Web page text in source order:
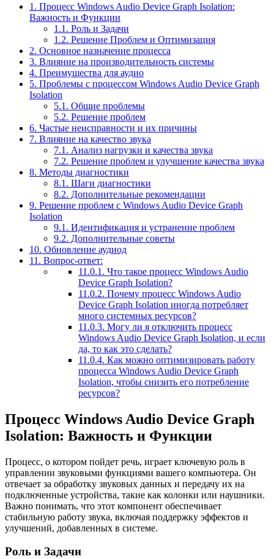
1. Процесс Windows Audio Device Graph Isolation:
Важность и Функции
1.1. Роль и Задачи
1.2. Решение Проблем и Оптимизация
2. Основное назначение процесса
3. Влияние на производительность системы
4. Преимущества для аудио
5. Проблемы с процессом Windows Audio Device Graph
Isolation
5.1. Общие проблемы
5.2. Решение проблем
6. Частые неисправности и их причины
7. Влияние на качество звука
7.1. Анализ нагрузки и качества звука
7.2. Решение проблем и улучшение качества звука
8. Методы диагностики
8.1. Шаги диагностики
8.2. Дополнительные рекомендации
9. Решение проблем с Windows Audio Device Graph
Isolation
9.1. Идентификация и устранение проблем
9.2. Дополнительные советы
10. Обновление аудиод
11. Вопрос-ответ:
11.0.1. Что такое процесс Windows Audio
Device Graph Isolation?
11.0.2. Почему процесс Windows Audio
Device Graph Isolation иногда потребляет
много системных ресурсов?
11.0.3. Могу ли я отключить процесс
Windows Audio Device Graph Isolation, и если
да, то как это сделать?
11.0.4. Как можно оптимизировать работу
процесса Windows Audio Device Graph
Isolation, чтобы снизить его потребление
ресурсов?
Процесс Windows Audio Device Graph
Isolation: Важность и Функции
Процесс, о котором пойдет речь, играет ключевую роль в
управлении звуковыми функциями вашего компьютера. Он
отвечает за обработку звуковых данных и передачу их на
подключенные устройства, такие как колонки или наушники.
Важно понимать, что этот компонент обеспечивает
стабильную работу звука, включая поддержку эффектов и
улучшений, добавленных в системе.
Роль и Задачи